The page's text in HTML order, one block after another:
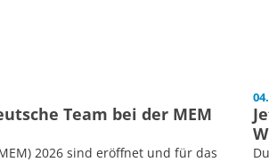
Team bei der MEM
2026 sind eröffnet und für das